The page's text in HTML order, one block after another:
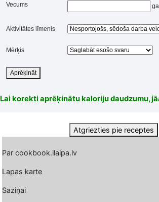
Vecums
Aktivitātes līmenis
Mērķis
Aprēķināt
Lai korekti aprēķinātu kaloriju daudzumu,
Atgriezties pie receptes
Par cookbook.ilaipa.lv
Lapas karte
Saziņai